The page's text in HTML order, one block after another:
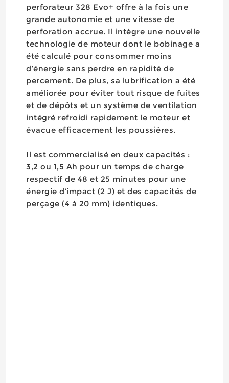
perforateur 328 Evo+ offre à la fois une
grande autonomie et une vitesse de
perforation accrue. Il intègre une nouvelle
technologie de moteur dont le bobinage a
été calculé pour consommer moins
d’énergie sans perdre en rapidité de
percement. De plus, sa lubrification a été
améliorée pour éviter tout risque de fuites
et de dépôts et un système de ventilation
intégré refroidi rapidement le moteur et
évacue efficacement les poussières.
Il est commercialisé en deux capacités :
3,2 ou 1,5 Ah pour un temps de charge
respectif de 48 et 25 minutes pour une
énergie d’impact (2 J) et des capacités de
perçage (4 à 20 mm) identiques.